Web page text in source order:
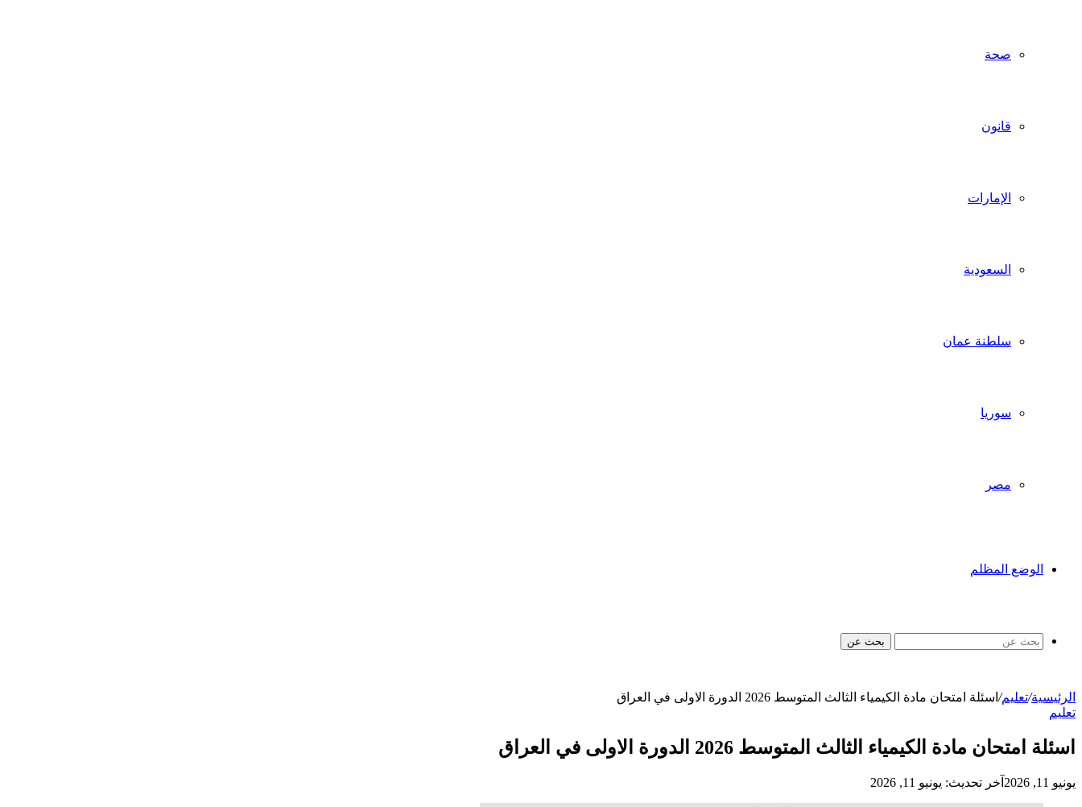
صحة
قانون
الإمارات
السعودية
سلطنة عمان
سوريا
مصر
الوضع المظلم
بحث عن
الرئيسية/تعليم/ اسئلة امتحان مادة الكيمياء الثالث المتوسط 2026 الدورة الاولى في العراق
تعليم
اسئلة امتحان مادة الكيمياء الثالث المتوسط 2026 الدورة الاولى في العراق
يونيو 11, 2026 آخر تحديث: يونيو 11, 2026